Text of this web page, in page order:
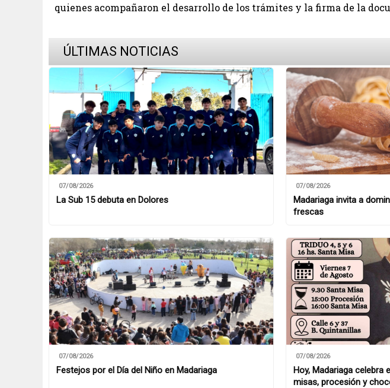
quienes acompañaron el desarrollo de los trámites y la firma de la
ÚLTIMAS NOTICIAS
07/08/2026
La Sub 15 debuta en Dolores
07/08/2026
Madariaga invita a
frescas
07/08/2026
Festejos por el Día del Niño en Madariaga
07/08/2026
Hoy, Madariaga celebra
misas, procesión y